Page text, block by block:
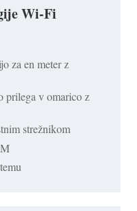
Wi-Fi
za en meter z
prilega v omarico z
strežnikom